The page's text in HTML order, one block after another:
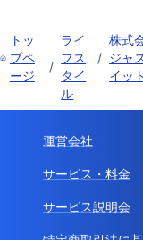
トッ
プペ
ージ
/
ライ
フス
タイ
ル
/
株式
ジャ
イット
運営会社
サービス・料金
サービス説明会